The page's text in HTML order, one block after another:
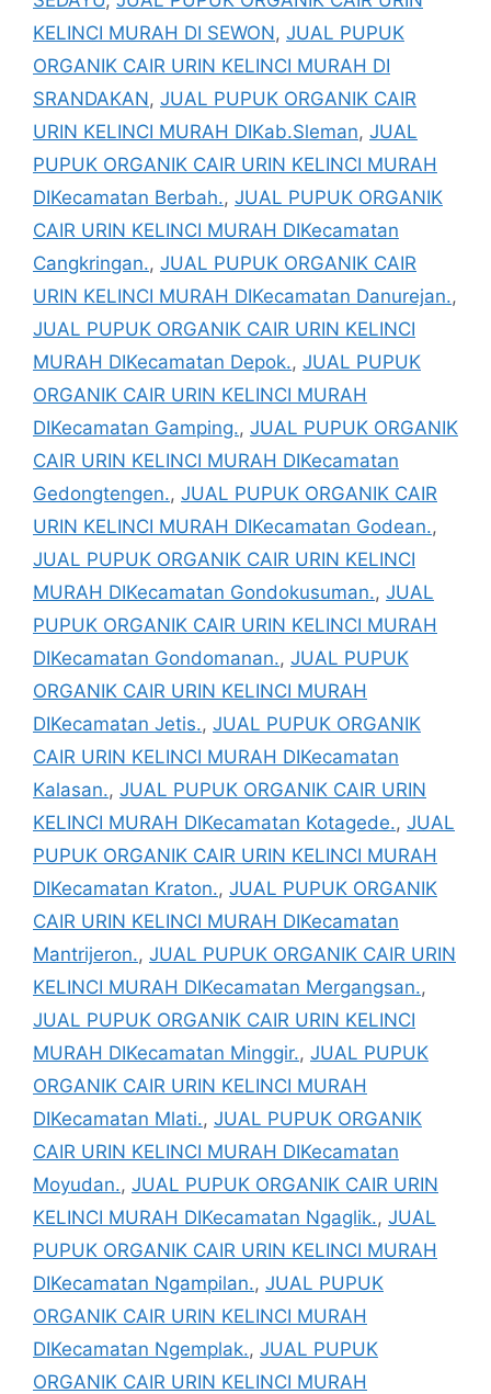
KELINCI MURAH DI SEWON, JUAL PUPUK
ORGANIK CAIR URIN KELINCI MURAH DI
SRANDAKAN, JUAL PUPUK ORGANIK CAIR
URIN KELINCI MURAH DIKab.Sleman, JUAL
PUPUK ORGANIK CAIR URIN KELINCI MURAH
DIKecamatan Berbah., JUAL PUPUK ORGANIK
CAIR URIN KELINCI MURAH DIKecamatan
Cangkringan., JUAL PUPUK ORGANIK CAIR
URIN KELINCI MURAH DIKecamatan Danurejan.,
JUAL PUPUK ORGANIK CAIR URIN KELINCI
MURAH DIKecamatan Depok., JUAL PUPUK
ORGANIK CAIR URIN KELINCI MURAH
DIKecamatan Gamping., JUAL PUPUK ORGANIK
CAIR URIN KELINCI MURAH DIKecamatan
Gedongtengen., JUAL PUPUK ORGANIK CAIR
URIN KELINCI MURAH DIKecamatan Godean.,
JUAL PUPUK ORGANIK CAIR URIN KELINCI
MURAH DIKecamatan Gondokusuman., JUAL
PUPUK ORGANIK CAIR URIN KELINCI MURAH
DIKecamatan Gondomanan., JUAL PUPUK
ORGANIK CAIR URIN KELINCI MURAH
DIKecamatan Jetis., JUAL PUPUK ORGANIK
CAIR URIN KELINCI MURAH DIKecamatan
Kalasan., JUAL PUPUK ORGANIK CAIR URIN
KELINCI MURAH DIKecamatan Kotagede., JUAL
PUPUK ORGANIK CAIR URIN KELINCI MURAH
DIKecamatan Kraton., JUAL PUPUK ORGANIK
CAIR URIN KELINCI MURAH DIKecamatan
Mantrijeron., JUAL PUPUK ORGANIK CAIR URIN
KELINCI MURAH DIKecamatan Mergangsan.,
JUAL PUPUK ORGANIK CAIR URIN KELINCI
MURAH DIKecamatan Minggir., JUAL PUPUK
ORGANIK CAIR URIN KELINCI MURAH
DIKecamatan Mlati., JUAL PUPUK ORGANIK
CAIR URIN KELINCI MURAH DIKecamatan
Moyudan., JUAL PUPUK ORGANIK CAIR URIN
KELINCI MURAH DIKecamatan Ngaglik., JUAL
PUPUK ORGANIK CAIR URIN KELINCI MURAH
DIKecamatan Ngampilan., JUAL PUPUK
ORGANIK CAIR URIN KELINCI MURAH
DIKecamatan Ngemplak., JUAL PUPUK
ORGANIK CAIR URIN KELINCI MURAH